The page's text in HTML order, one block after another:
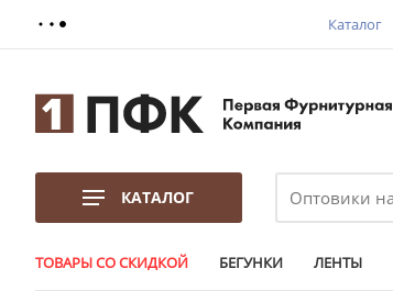
Каталог
КАТАЛОГ
ТОВАРЫ СО СКИДКОЙ БЕГУНКИ ЛЕНТЫ